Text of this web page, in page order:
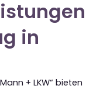
in
+ LKW“ bieten